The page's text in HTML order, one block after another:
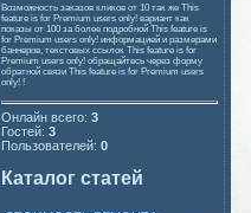
Возможность заказов кликов от 10 так же This
feature is for Premium users only! вариант как
показы от 100 за более подробной This feature is
for Premium users only! информацией и размерами
баннеров, текстовых ссылок This feature is for
Premium users only! обращайтесь через форму
обратной связи This feature is for Premium users
only! !
Онлайн всего: 3
Гостей: 3
Пользователей: 0
Каталог статей